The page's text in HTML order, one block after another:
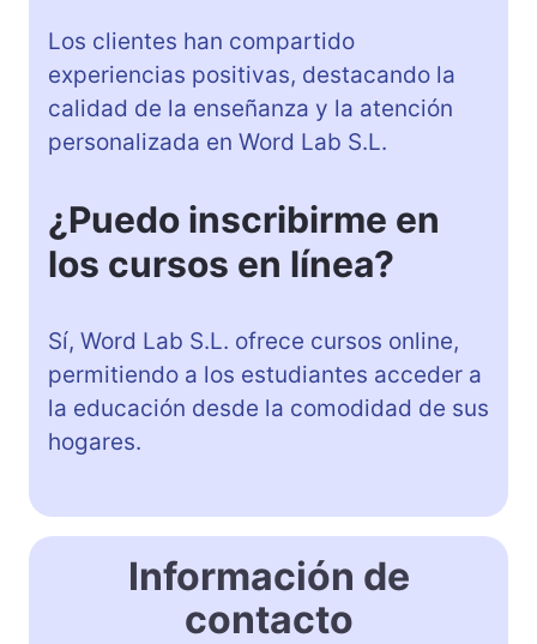
Los clientes han compartido
experiencias positivas, destacando la
calidad de la enseñanza y la atención
personalizada en Word Lab S.L.
¿Puedo inscribirme en
los cursos en línea?
Sí, Word Lab S.L. ofrece cursos online,
permitiendo a los estudiantes acceder a
la educación desde la comodidad de sus
hogares.
Información de
contacto